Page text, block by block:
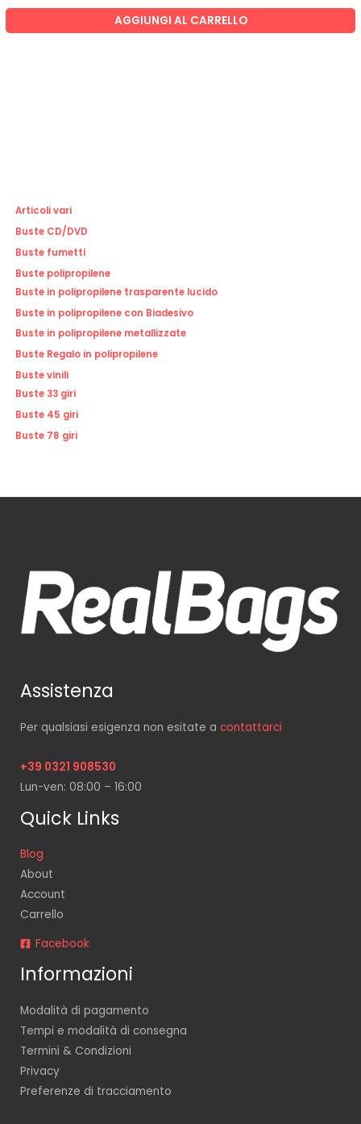
AGGIUNGI AL CARRELLO
Articoli vari
Buste CD/DVD
Buste fumetti
Buste polipropilene
Buste in polipropilene trasparente lucido
Buste in polipropilene con Biadesivo
Buste in polipropilene metallizzate
Buste Regalo in polipropilene
Buste vinili
Buste 33 giri
Buste 45 giri
Buste 78 giri
Assistenza
Per qualsiasi esigenza non esitate a contattarci
+39 0321 908530
Lun-ven: 08:00 – 16:00
Quick Links
Blog
About
Account
Carrello
Facebook
Informazioni
Modalità di pagamento
Tempi e modalità di consegna
Termini & Condizioni
Privacy
Preferenze di tracciamento